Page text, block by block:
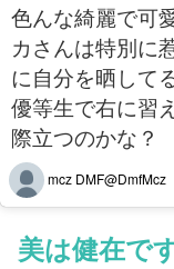
色んな綺麗で可
カさんは特別に
に自分を晒して
優等生で右に習
際立つのかな？
mcz DMF@DmfMcz
美は健在で